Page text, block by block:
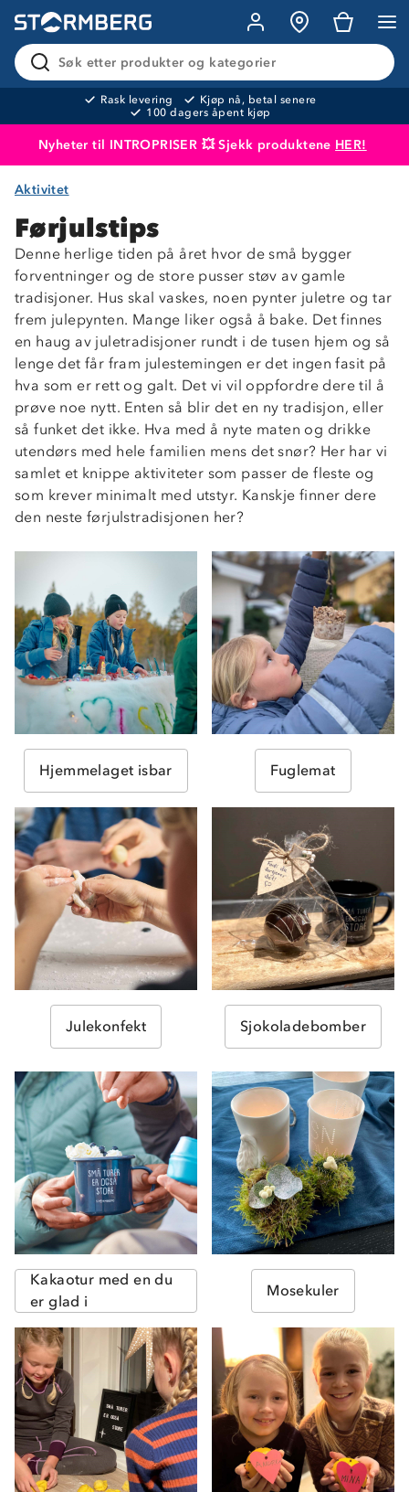
Søk etter produkter og kategorier
Rask levering
Kjøp nå, betal senere
100 dagers åpent kjøp
Nyheter til INTROPRISER 💥 Sjekk produktene HER!
Aktivitet
Førjulstips
Denne herlige tiden på året hvor de små bygger
forventninger og de store pusser støv av gamle
tradisjoner. Hus skal vaskes, noen pynter juletre og tar
frem julepynten. Mange liker også å bake. Det finnes
en haug av juletradisjoner rundt i de tusen hjem og så
lenge det får fram julestemingen er det ingen fasit på
hva som er rett og galt. Det vi vil oppfordre dere til å
prøve noe nytt. Enten så blir det en ny tradisjon, eller
så funket det ikke. Hva med å nyte maten og drikke
utendørs med hele familien mens det snør? Her har vi
samlet et knippe aktiviteter som passer de fleste og
som krever minimalt med utstyr. Kanskje finner dere
den neste førjulstradisjonen her?
Hjemmelaget isbar Fuglemat
Julekonfekt Sjokoladebomber
Kakaotur med en du
er glad i
Mosekuler